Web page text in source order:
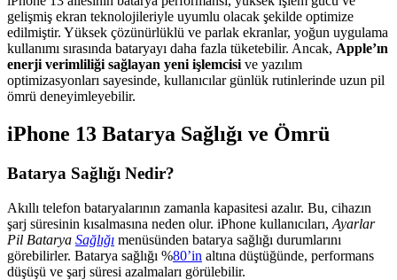
gelişmiş ekran teknolojileriyle uyumlu olacak şekilde optimize
edilmiştir. Yüksek çözünürlüklü ve parlak ekranlar, yoğun uygulama
kullanımı sırasında bataryayı daha fazla tüketebilir. Ancak, Apple’ın
enerji verimliliği sağlayan yeni işlemcisi ve yazılım
optimizasyonları sayesinde, kullanıcılar günlük rutinlerinde uzun pil
ömrü deneyimleyebilir.
iPhone 13 Batarya Sağlığı ve Ömrü
Batarya Sağlığı Nedir?
Akıllı telefon bataryalarının zamanla kapasitesi azalır. Bu, cihazın
şarj süresinin kısalmasına neden olur. iPhone kullanıcıları, Ayarlar
Pil Batarya Sağlığı menüsünden batarya sağlığı durumlarını
görebilirler. Batarya sağlığı %80’in altına düştüğünde, performans
düşüşü ve şarj süresi azalmaları görülebilir.